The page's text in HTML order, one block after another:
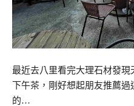
最近去八里看完大理石材發
下午茶，剛好想起朋友推薦
的…